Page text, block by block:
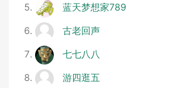
蓝天梦想家789
古老回声
七七八八
游四逛五